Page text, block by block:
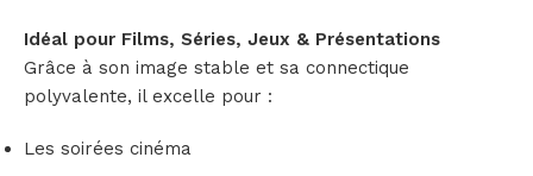
Idéal pour Films, Séries, Jeux & Présentations
Grâce à son image stable et sa connectique
polyvalente, il excelle pour :
Les soirées cinéma